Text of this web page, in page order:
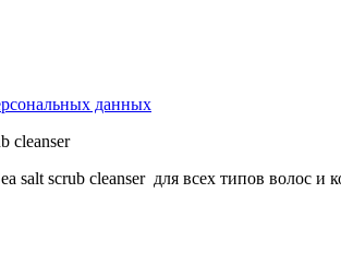
данных
cleanser
salt scrub cleanser для всех типов волос